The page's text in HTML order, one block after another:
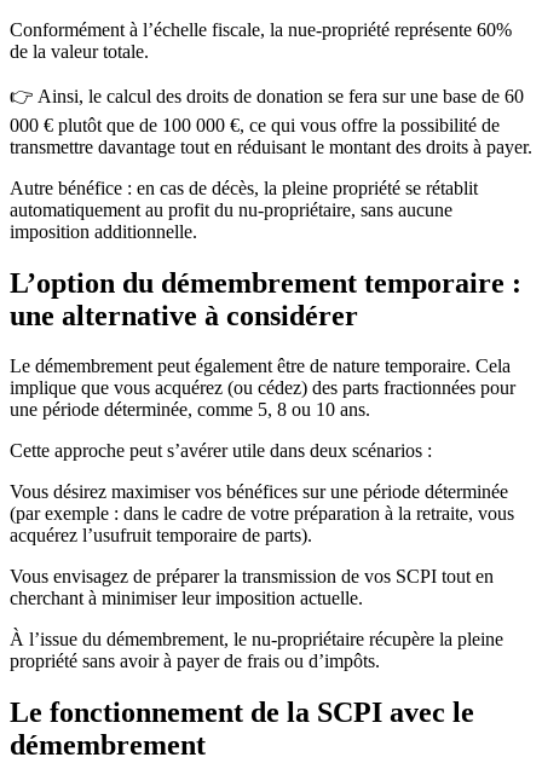
Conformément à l’échelle fiscale, la nue-propriété représente 60%
de la valeur totale.
👉 Ainsi, le calcul des droits de donation se fera sur une base de 60
000 € plutôt que de 100 000 €, ce qui vous offre la possibilité de
transmettre davantage tout en réduisant le montant des droits à payer.
Autre bénéfice : en cas de décès, la pleine propriété se rétablit
automatiquement au profit du nu-propriétaire, sans aucune
imposition additionnelle.
L’option du démembrement temporaire :
une alternative à considérer
Le démembrement peut également être de nature temporaire. Cela
implique que vous acquérez (ou cédez) des parts fractionnées pour
une période déterminée, comme 5, 8 ou 10 ans.
Cette approche peut s’avérer utile dans deux scénarios :
Vous désirez maximiser vos bénéfices sur une période déterminée
(par exemple : dans le cadre de votre préparation à la retraite, vous
acquérez l’usufruit temporaire de parts).
Vous envisagez de préparer la transmission de vos SCPI tout en
cherchant à minimiser leur imposition actuelle.
À l’issue du démembrement, le nu-propriétaire récupère la pleine
propriété sans avoir à payer de frais ou d’impôts.
Le fonctionnement de la SCPI avec le
démembrement